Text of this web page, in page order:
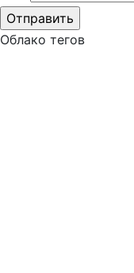
Облако тегов